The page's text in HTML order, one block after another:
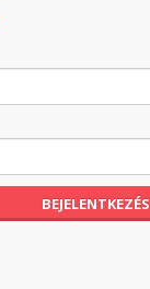
BEJELENTKEZÉS